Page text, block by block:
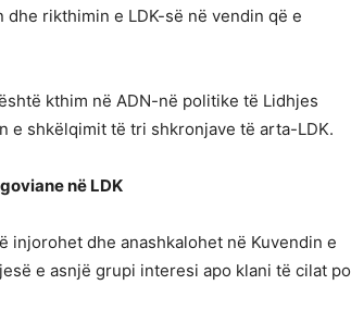
rikthimin e LDK-së në vendin që e
kthim në ADN-në politike të Lidhjes
e shkëlqimit të tri shkronjave të arta-LDK.
në LDK
injorohet dhe anashkalohet në Kuvendin e
e asnjë grupi interesi apo klani të cilat po